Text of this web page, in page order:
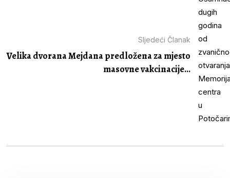
Sljedeći Članak
Velika dvorana Mejdana predložena za mjesto
masovne vakcinacije...